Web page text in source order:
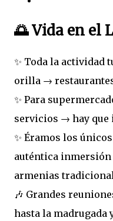
🌅 Vida en el
✨ Toda la actividad
orilla →
✨ Para
servicios → hay que
✨ Éramos los
auténtica inmersión
armenias
🎶 Grandes
hasta la madrugada